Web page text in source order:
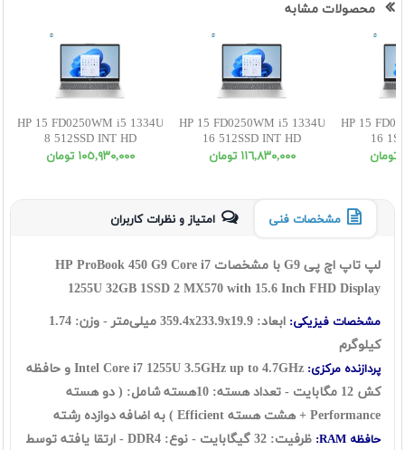
محصولات مشابه
HP 15 FD0250WM i5 1334U
8 512SSD INT HD
١٠٥,٩٣٠,٠٠٠ تومان
HP 15 FD0250WM i5 1334U
16 512SSD INT HD
١١٦,٨٣٠,٠٠٠ تومان
HP 15
16
مشخصات فنی امتیاز و نظرات کاربران
لپ تاپ اچ پی G9 با مشخصات HP ProBook 450 G9 Core i7
1255U 32GB 1SSD 2 MX570 with 15.6 Inch FHD Display
مشخصات فیزیکی:
ابعاد: 359.4x233.9x19.9 میلی‌متر - وزن: 1.74
کیلوگرم
پردازنده مرکزی:
Intel Core i7 1255U 3.5GHz up to 4.7GHz و حافظه
کش 12 مگابایت - تعداد هسته: 10هسته شامل: ( دو هسته
Performance + هشت هسته Efficient ) به اضافه دوازده رشته
حافظه RAM:
ظرفیت: 32 گیگابایت - نوع: DDR4 - ارتقا یافته توسط